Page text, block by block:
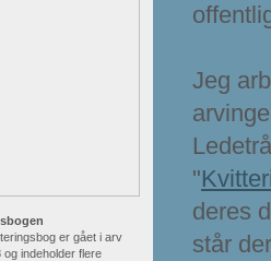
er gået i arv
og indeholder flere
Jeg
"
deres
står